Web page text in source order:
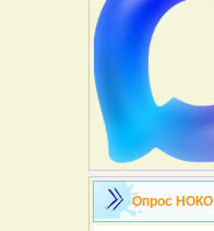
Опрос НОКО